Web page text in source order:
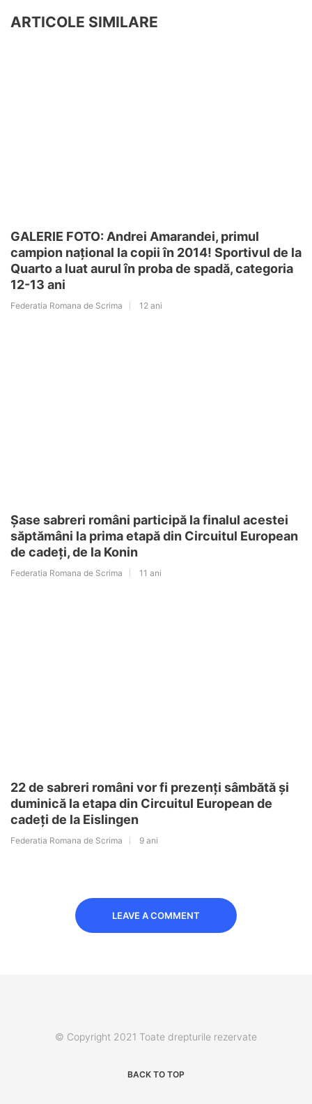
ARTICOLE SIMILARE
GALERIE FOTO: Andrei Amarandei, primul
campion național la copii în 2014! Sportivul de la
Quarto a luat aurul în proba de spadă, categoria
12-13 ani
Federatia Romana de Scrima 12 ani
Șase sabreri români participă la finalul acestei
săptămâni la prima etapă din Circuitul European
de cadeți, de la Konin
Federatia Romana de Scrima 11 ani
22 de sabreri români vor fi prezenți sâmbătă și
duminică la etapa din Circuitul European de
cadeți de la Eislingen
Federatia Romana de Scrima 9 ani
LEAVE A COMMENT
© Copyright 2021 Toate drepturile rezervate
BACK TO TOP